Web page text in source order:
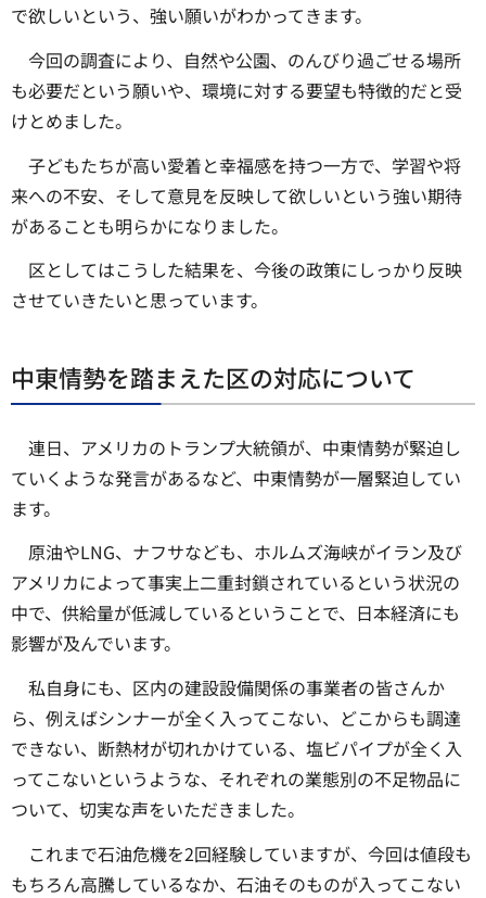
で欲しいという、強い願いがわかってきます。
今回の調査により、自然や公園、のんびり過ごせる場所
も必要だという願いや、環境に対する要望も特徴的だと受
けとめました。
子どもたちが高い愛着と幸福感を持つ一方で、学習や将
来への不安、そして意見を反映して欲しいという強い期待
があることも明らかになりました。
区としてはこうした結果を、今後の政策にしっかり反映
させていきたいと思っています。
中東情勢を踏まえた区の対応について
連日、アメリカのトランプ大統領が、中東情勢が緊迫し
ていくような発言があるなど、中東情勢が一層緊迫してい
ます。
原油やLNG、ナフサなども、ホルムズ海峡がイラン及び
アメリカによって事実上二重封鎖されているという状況の
中で、供給量が低減しているということで、日本経済にも
影響が及んでいます。
私自身にも、区内の建設設備関係の事業者の皆さんか
ら、例えばシンナーが全く入ってこない、どこからも調達
できない、断熱材が切れかけている、塩ビパイプが全く入
ってこないというような、それぞれの業態別の不足物品に
ついて、切実な声をいただきました。
これまで石油危機を2回経験していますが、今回は値段も
もちろん高騰しているなか、石油そのものが入ってこない